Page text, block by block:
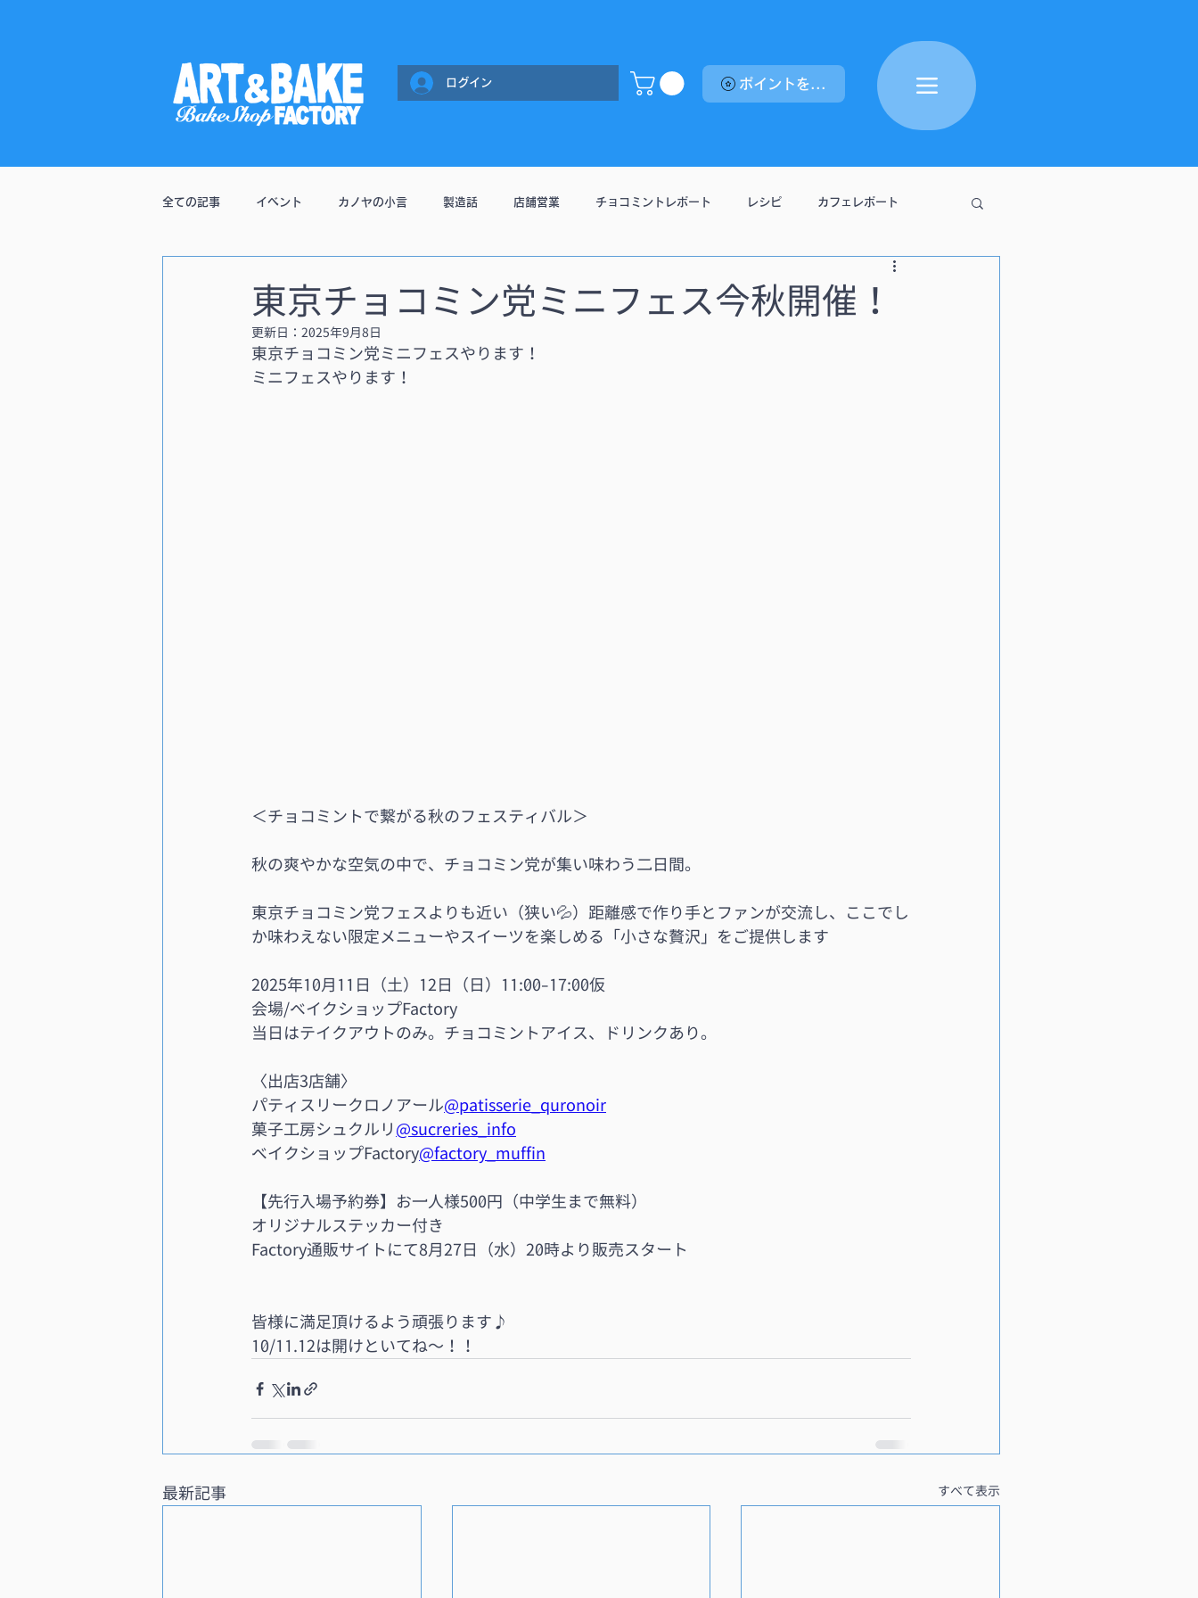
ログイン ポイントを表示
全ての記事 イベント カノヤの小言 製造話 店舗営業 チョコミントレポート レシピ カフェレポート
東京チョコミン党ミニフェス今秋開催！
更新日： 2025年9月8日
東京チョコミン党ミニフェスやります！
ミニフェスやります！
＜チョコミントで繋がる秋のフェスティバル＞
秋の爽やかな空気の中で、チョコミン党が集い味わう二日間。
東京チョコミン党フェスよりも近い（狭い💦）距離感で作り手とファンが交流し、ここでし
か味わえない限定メニューやスイーツを楽しめる「小さな贅沢」をご提供します
2025年10月11日（土）12日（日）11:00-17:00仮
会場/ベイクショップFactory
当日はテイクアウトのみ。チョコミントアイス、ドリンクあり。
〈出店3店舗〉
パティスリークロノアール@patisserie_quronoir
菓子工房シュクルリ @sucreries_info
ベイクショップFactory@factory_muffin
【先行入場予約券】お一人様500円（中学生まで無料）
オリジナルステッカー付き
Factory通販サイトにて8月27日（水）20時より販売スタート
皆様に満足頂けるよう頑張ります♪
10/11.12は開けといてね〜！！
最新記事 すべて表示